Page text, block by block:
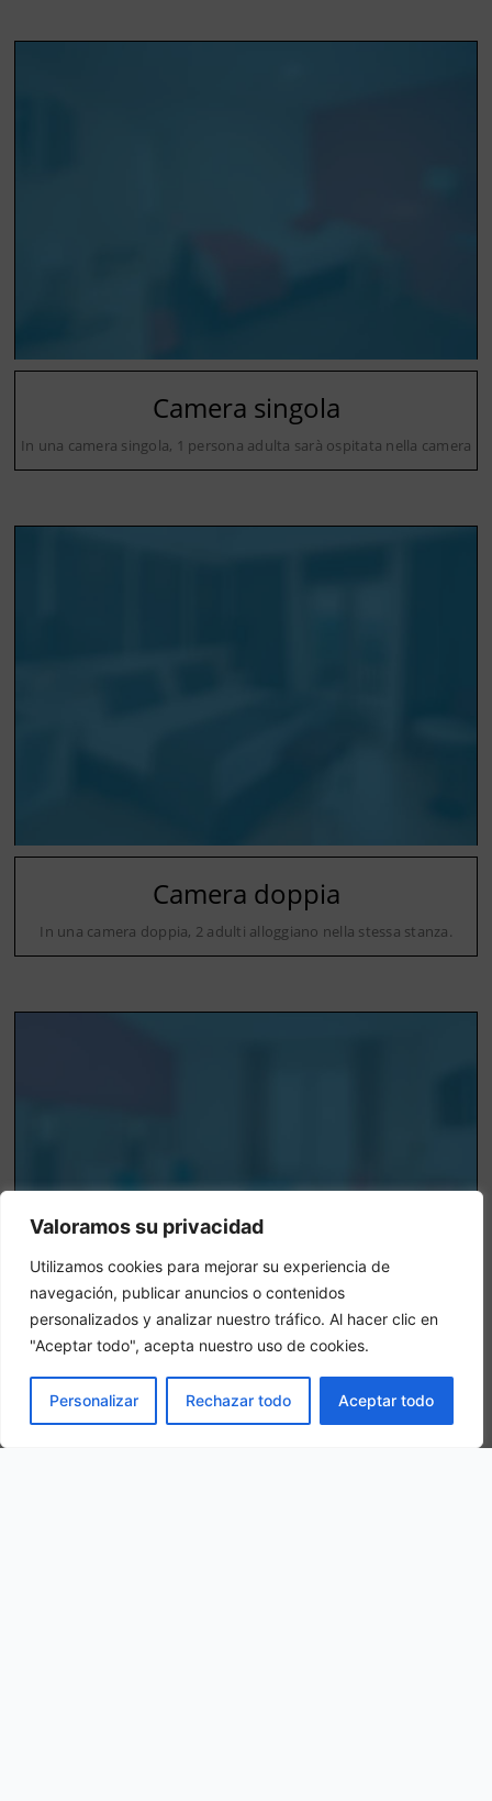
Valoramos su privacidad
Utilizamos cookies para mejorar su experiencia de
navegación, publicar anuncios o contenidos
personalizados y analizar nuestro tráfico. Al hacer clic en
"Aceptar todo", acepta nuestro uso de cookies.
Personalizar Rechazar todo Aceptar todo
Camera singola
In una camera singola, 1 persona adulta sarà ospitata nella camera
Camera doppia
In una camera doppia, 2 adulti alloggiano nella stessa stanza.
Camera tripla
In una camera tripla, 3 adulti alloggiano nella stessa stanza
PRENOTA